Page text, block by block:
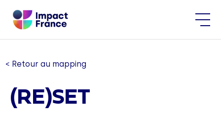
< Retour au mapping
(RE)SET